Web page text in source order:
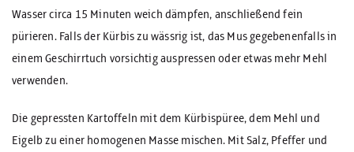
Wasser circa 15 Minuten weich dämpfen, anschließend fein
pürieren. Falls der Kürbis zu wässrig ist, das Mus gegebenenfalls in
einem Geschirrtuch vorsichtig auspressen oder etwas mehr Mehl
verwenden.
Die gepressten Kartoffeln mit dem Kürbispüree, dem Mehl und
Eigelb zu einer homogenen Masse mischen. Mit Salz, Pfeffer und